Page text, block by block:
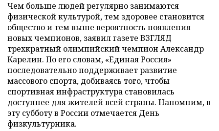
Чем больше людей регулярно занимаются
физической культурой, тем здоровее становится
общество и тем выше вероятность появления
новых чемпионов, заявил газете ВЗГЛЯД
трехкратный олимпийский чемпион Александр
Карелин. По его словам, «Единая Россия»
последовательно поддерживает развитие
массового спорта, добиваясь того, чтобы
спортивная инфраструктура становилась
доступнее для жителей всей страны. Напомним, в
эту субботу в России отмечается День
физкультурника.